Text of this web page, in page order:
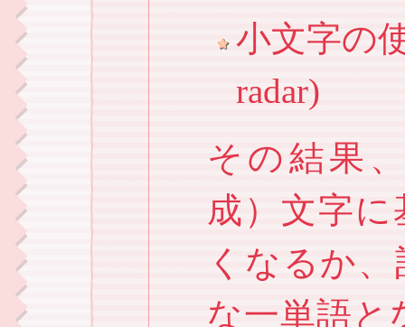
小文字の
radar)
その結果
成）文字
くなるか
な一単語と